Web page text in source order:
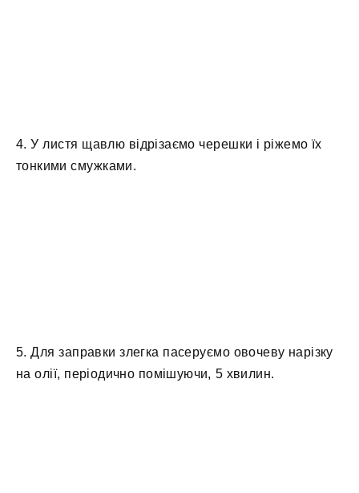
4. У листя щавлю відрізаємо черешки і ріжемо їх
тонкими смужками.
5. Для заправки злегка пасеруємо овочеву нарізку
на олії, періодично помішуючи, 5 хвилин.